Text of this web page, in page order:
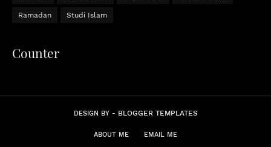
Ramadan Studi Islam
Counter
DESIGN BY - BLOGGER TEMPLATES
ABOUT ME EMAIL ME